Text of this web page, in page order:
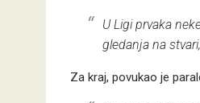
U Ligi prvaka
gledanja na
Za kraj, povukao je